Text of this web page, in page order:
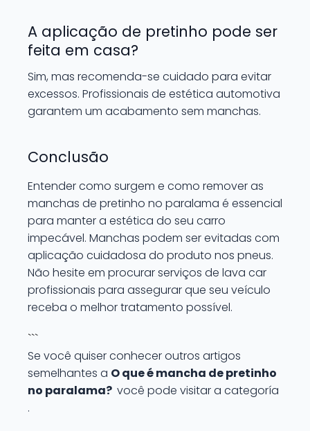
A aplicação de pretinho pode ser
feita em casa?
Sim, mas recomenda-se cuidado para evitar
excessos. Profissionais de estética automotiva
garantem um acabamento sem manchas.
Conclusão
Entender como surgem e como remover as
manchas de pretinho no paralama é essencial
para manter a estética do seu carro
impecável. Manchas podem ser evitadas com
aplicação cuidadosa do produto nos pneus.
Não hesite em procurar serviços de lava car
profissionais para assegurar que seu veículo
receba o melhor tratamento possível.
```
Se você quiser conhecer outros artigos
semelhantes a O que é mancha de pretinho
no paralama? você pode visitar a categoría
.